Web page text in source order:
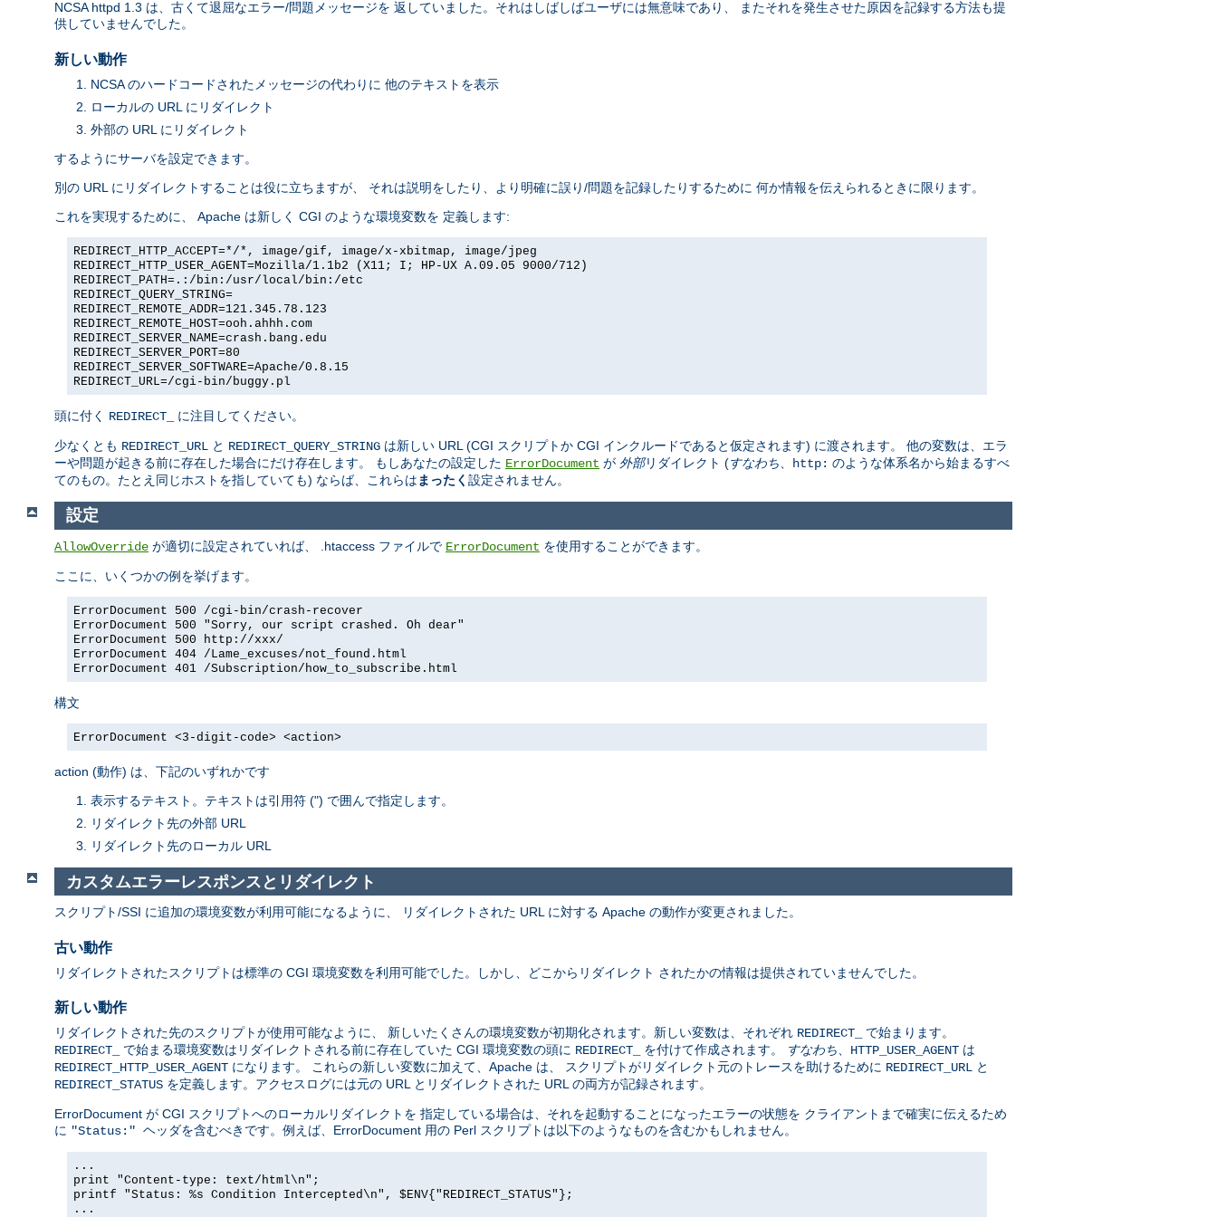
NCSA httpd 1.3 は、古くて退屈なエラー/問題メッセージを 返していました。それはしばしばユーザには無意味であり、 またそれを発生させた原因を記録する方法も提
供していませんでした。
新しい動作
NCSA のハードコードされたメッセージの代わりに 他のテキストを表示
ローカルの URL にリダイレクト
外部の URL にリダイレクト
するようにサーバを設定できます。
別の URL にリダイレクトすることは役に立ちますが、 それは説明をしたり、より明確に誤り/問題を記録したりするために 何か情報を伝えられるときに限ります。
これを実現するために、 Apache は新しく CGI のような環境変数を 定義します:
REDIRECT_HTTP_ACCEPT=*/*, image/gif, image/x-xbitmap, image/jpeg
REDIRECT_HTTP_USER_AGENT=Mozilla/1.1b2 (X11; I; HP-UX A.09.05 9000/712)
REDIRECT_PATH=.:/bin:/usr/local/bin:/etc
REDIRECT_QUERY_STRING=
REDIRECT_REMOTE_ADDR=121.345.78.123
REDIRECT_REMOTE_HOST=ooh.ahhh.com
REDIRECT_SERVER_NAME=crash.bang.edu
REDIRECT_SERVER_PORT=80
REDIRECT_SERVER_SOFTWARE=Apache/0.8.15
REDIRECT_URL=/cgi-bin/buggy.pl
頭に付く REDIRECT_ に注目してください。
少なくとも REDIRECT_URL と REDIRECT_QUERY_STRING は新しい URL (CGI スクリプトか CGI インクルードであると仮定されます) に渡されます。 他の変数は、エラ
ーや問題が起きる前に存在した場合にだけ存在します。 もしあなたの設定した ErrorDocument が 外部リダイレクト (すなわち http: のような体系名から始まるすべ
てのもの。たとえ同じホストを指していても) ならば、これらは まったく 設定されません。
設定
AllowOverride が適切に設定されていれば、 .htaccess ファイルで ErrorDocument を使用することができます。
ここに、いくつかの例を挙げます。
ErrorDocument 500 /cgi-bin/crash-recover
ErrorDocument 500 "Sorry, our script crashed. Oh dear"
ErrorDocument 500 http://xxx/
ErrorDocument 404 /Lame_excuses/not_found.html
ErrorDocument 401 /Subscription/how_to_subscribe.html
構文
ErrorDocument <3-digit-code> <action>
action (動作) は、下記のいずれかです
表示するテキスト。テキストは引用符 (") で囲んで指定します。
リダイレクト先の外部 URL
リダイレクト先のローカル URL
カスタムエラーレスポンスとリダイレクト
スクリプト/SSI に追加の環境変数が利用可能になるように、 リダイレクトされた URL に対する Apache の動作が変更されました。
古い動作
リダイレクトされたスクリプトは標準の CGI 環境変数を利用可能でした。しかし、どこからリダイレクト されたかの情報は提供されていませんでした。
新しい動作
リダイレクトされた先のスクリプトが使用可能なように、 新しいたくさんの環境変数が初期化されます。新しい変数は、それぞれ REDIRECT_
で始まります。
REDIRECT_
で始まる環境変数はリダイレクトされる前に存在していた CGI 環境変数の頭に REDIRECT_ を付けて作成されます。 すなわち HTTP_USER_AGENT は
REDIRECT_HTTP_USER_AGENT になります。 これらの新しい変数に加えて、Apache は、 スクリプトがリダイレクト元のトレースを助けるために REDIRECT_URL と
REDIRECT_STATUS を定義します。アクセスログには元の URL とリダイレクトされた URL の両方が記録されます。
ErrorDocument が CGI スクリプトへのローカルリダイレクトを 指定している場合は、それを起動することになったエラーの状態を クライアントまで確実に伝えるため
に "Status:" ヘッダを含むべきです。例えば、ErrorDocument 用の Perl スクリプトは以下のようなものを含むかもしれません。
...
print "Content-type: text/html\n";
printf "Status: %s Condition Intercepted\n", $ENV{"REDIRECT_STATUS"};
...